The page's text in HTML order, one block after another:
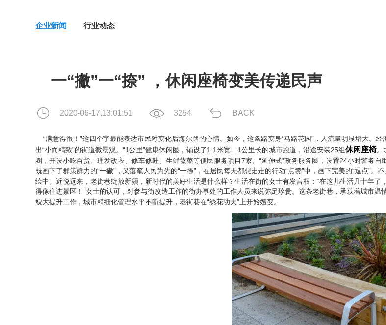
企业新闻 行业动态
一“撇”一“捺” ，休闲座椅变美传递民声
2020-06-17,13:01:51 3254 BACK
“满意得很！”这四个字最能表达市民对变化后海尔路的心情。如今，这条路变身“马路花园”，人流量明显增大。
出“小而精致”的街道微景观。“1公里”健康休闲圈，铺设了1.1米宽、1公里长的城市跑道，沿途安装25组休闲座椅。
圈，开设小吃百货、理发改衣、修车修鞋、生鲜蔬菜等便民服务项目7家。“延伸式”政务服务圈，设置24小时警务
既画下了群策群力的“一撇”，又落笔人民为先的“一捺”，在居民每天都想走走的行动“点赞”中，画下完美的“逗点”
绘中。近悦远来，老街巷绽放新颜，新时代的美好生活是什么样？生活在街的女士有发言权：“在这儿生活几十年
得像住进景区！”女士的认可，对参与街改造工作的街办事处的工作人员来说弥足珍贵。这条老街巷，承载着城市
貌大提升工作，城市精细化管理水平不断提升，老街巷在“绣花功夫”上开始嬗变。